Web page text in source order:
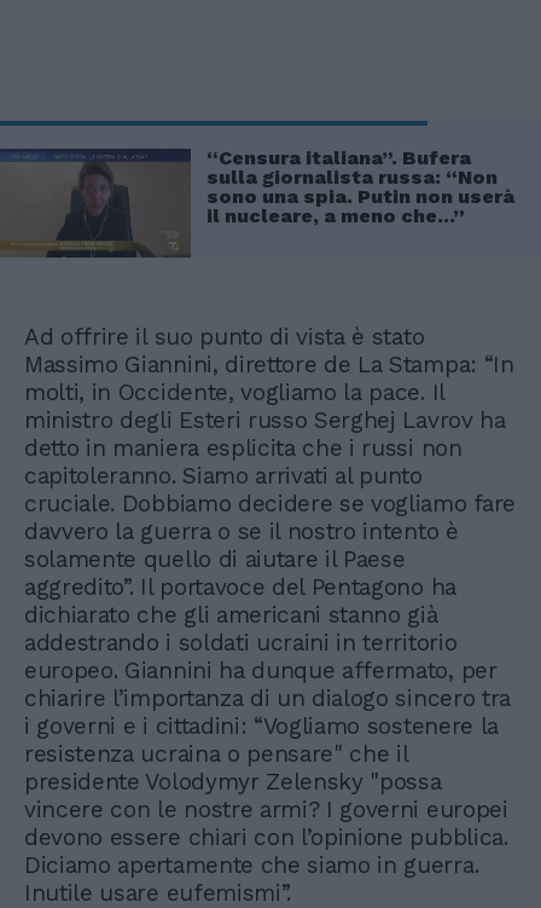
“Censura italiana”. Bufera
sulla giornalista russa: “Non
sono una spia. Putin non userà
il nucleare, a meno che...”
Ad offrire il suo punto di vista è stato
Massimo Giannini, direttore de La Stampa: “In
molti, in Occidente, vogliamo la pace. Il
ministro degli Esteri russo Serghej Lavrov ha
detto in maniera esplicita che i russi non
capitoleranno. Siamo arrivati al punto
cruciale. Dobbiamo decidere se vogliamo fare
davvero la guerra o se il nostro intento è
solamente quello di aiutare il Paese
aggredito”. Il portavoce del Pentagono ha
dichiarato che gli americani stanno già
addestrando i soldati ucraini in territorio
europeo. Giannini ha dunque affermato, per
chiarire l’importanza di un dialogo sincero tra
i governi e i cittadini: “Vogliamo sostenere la
resistenza ucraina o pensare" che il
presidente Volodymyr Zelensky "possa
vincere con le nostre armi? I governi europei
devono essere chiari con l’opinione pubblica.
Diciamo apertamente che siamo in guerra.
Inutile usare eufemismi”.